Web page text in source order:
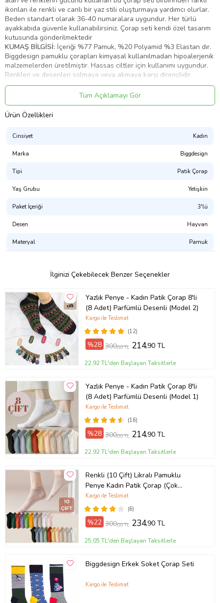
ikonları ile renkli ve canlı bir yaz stili oluşturmaya yardımcı olurlar.
Beden standart olarak 36-40 numaralara uygundur. Her türlü
ayakkabıda güvenle kullanabilirsiniz. Çorap seti kendi özel tasarım
kutusunda gönderilmektedir
KUMAŞ BİLGİSİ: İçeriği %77 Pamuk, %20 Polyamid %3 Elastan dır.
Biggdesign pamuklu çorapları kimyasal kullanılmadan hipoalerjenik
malzemelerden üretilmiştir. Hassas ciltler için kullanımı uygundur.
Renkleri ve desenleri solmaya veya akmaya karşı dirençlidir.
Biggdesign çorapların hammaddesi, onları süper yumuşak ve nefes
alabilir kılan doğal pamuktur. Ayrıca şık ve rahat bir uyum için
esneklik özelliği vardır. Sağlam, nefes alabilir ve hafif dokusu ile
her mevsim gün boyu rahatlık sağlar
kurutulmaz, ağartıcı kullanılmaz
Tüm Açıklamayı Gör
Ürün Özellikleri
Cinsiyet Kadın
Marka Biggdesign
Tipi Patik Çorap
Yaş Grubu Yetişkin
Paket İçeriği 3'lü
Desen Hayvan
Materyal Pamuk
İlginizi Çekebilecek Benzer Seçenekler
Yazlık Penye - Kadın Patik Çorap 8'li
(8 Adet) Parfümlü Desenli (Model 2)
(12)
Kargo ile Teslimat
%28 300,00 TL 214,90 TL
22,92 TL'den Başlayan Taksitlerle
Yazlık Penye - Kadın Patik Çorap 8'li
(8 Adet) Parfümlü Desenli (Model 1)
(16)
Kargo ile Teslimat
%28 300,00 TL 214,90 TL
22,92 TL'den Başlayan Taksitlerle
Renkli (10 Çift) Likralı Pamuklu
Penye Kadın Patik Çorap (Çok
Renkli-Naturel)
(6)
Kargo ile Teslimat
%22 300,00 TL 234,90 TL
25,05 TL'den Başlayan Taksitlerle
Biggdesign Erkek Soket Çorap Seti
Kargo ile Teslimat